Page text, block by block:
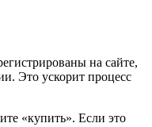
на сайте,
Это ускорит процесс
«купить». Если это